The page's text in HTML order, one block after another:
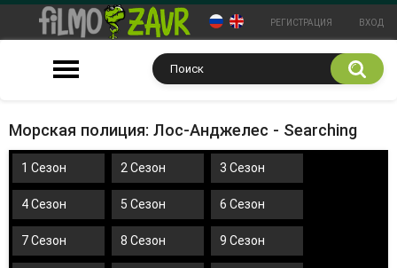
РЕГИСТРАЦИЯ ВХОД
Морская полиция: Лос-Анджелес - Searching
1 Сезон 2 Сезон 3 Сезон
4 Сезон 5 Сезон 6 Сезон
7 Сезон 8 Сезон 9 Сезон